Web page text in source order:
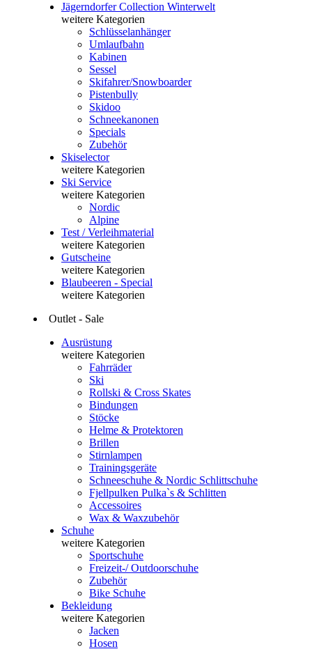
Jägerndorfer Collection Winterwelt
weitere Kategorien
Schlüsselanhänger
Umlaufbahn
Kabinen
Sessel
Skifahrer/Snowboarder
Pistenbully
Skidoo
Schneekanonen
Specials
Zubehör
Skiselector
weitere Kategorien
Ski Service
weitere Kategorien
Nordic
Alpine
Test / Verleihmaterial
weitere Kategorien
Gutscheine
weitere Kategorien
Blaubeeren - Special
weitere Kategorien
Outlet - Sale
Ausrüstung
weitere Kategorien
Fahrräder
Ski
Rollski & Cross Skates
Bindungen
Stöcke
Helme & Protektoren
Brillen
Stirnlampen
Trainingsgeräte
Schneeschuhe & Nordic Schlittschuhe
Fjellpulken Pulka`s & Schlitten
Accessoires
Wax & Waxzubehör
Schuhe
weitere Kategorien
Sportschuhe
Freizeit-/ Outdoorschuhe
Zubehör
Bike Schuhe
Bekleidung
weitere Kategorien
Jacken
Hosen